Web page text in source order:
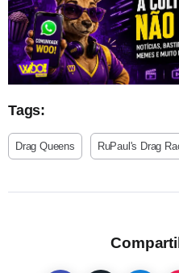
Tags:
Drag Queens RuPaul's Drag